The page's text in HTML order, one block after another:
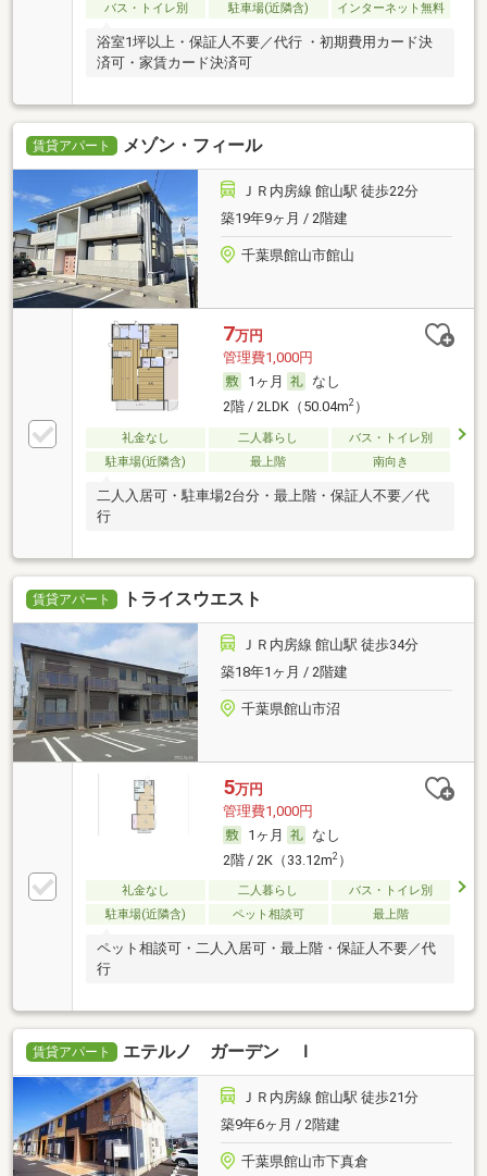
バス・トイレ別 駐車場(近隣含) インターネット無料
浴室1坪以上・保証人不要／代行 ・初期費用カード決
済可・家賃カード決済可
賃貸アパート メゾン・フィール
ＪＲ内房線 館山駅 徒歩22分
築19年9ヶ月 / 2階建
千葉県館山市館山
7万円
管理費1,000円
1ヶ月
なし
2階 / 2LDK（50.04m2）
礼金なし 二人暮らし
バス・トイレ別
駐車場(近隣含)
最上階 南向き
二人入居可・駐車場2台分・最上階・保証人不要／代
行
賃貸アパート トライスウエスト
ＪＲ内房線 館山駅 徒歩34分
築18年1ヶ月 / 2階建
千葉県館山市沼
5万円
管理費1,000円
1ヶ月
なし
2階 / 2K（33.12m2）
礼金なし 二人暮らし
バス・トイレ別
駐車場(近隣含)
ペット相談可 最上階
ペット相談可・二人入居可・最上階・保証人不要／代
行
賃貸アパート エテルノ ガーデン Ｉ
ＪＲ内房線 館山駅 徒歩21分
築9年6ヶ月 / 2階建
千葉県館山市下真倉